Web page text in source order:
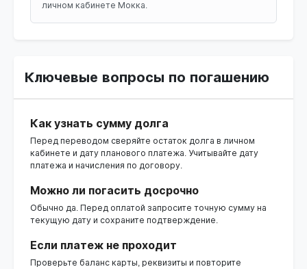
личном кабинете Мокка.
Ключевые вопросы по погашению
Как узнать сумму долга
Перед переводом сверяйте остаток долга в личном
кабинете и дату планового платежа. Учитывайте дату
платежа и начисления по договору.
Можно ли погасить досрочно
Обычно да. Перед оплатой запросите точную сумму на
текущую дату и сохраните подтверждение.
Если платеж не проходит
Проверьте баланс карты, реквизиты и повторите